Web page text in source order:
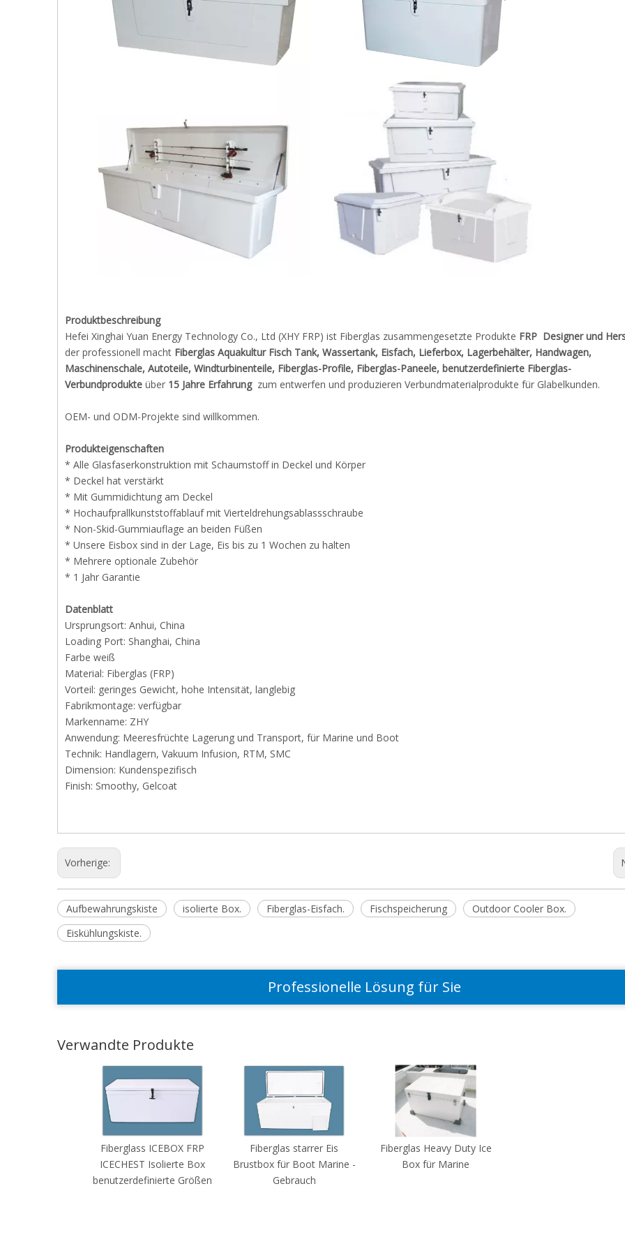
Produktbeschreibung
Hefei Xinghai Yuan Energy Technology Co., Ltd (XHY FRP) ist Fiberglas zusammengesetzte Produkte FRP Designer und
der professionell macht Fiberglas Aquakultur Fisch Tank, Wassertank, Eisfach, Lieferbox, Lagerbehälter, Handwagen,
Maschinenschale, Autoteile, Windturbinenteile, Fiberglas-Profile, Fiberglas-Paneele, benutzerdefinierte Fiberglas-
Verbundprodukte über 15 Jahre Erfahrungzum entwerfen und produzieren Verbundmaterialprodukte für Glabelkunden.
OEM- und ODM-Projekte sind willkommen.
Produkteigenschaften
* Alle Glasfaserkonstruktion mit Schaumstoff in Deckel und Körper
* Deckel hat verstärkt
* Mit Gummidichtung am Deckel
* Hochaufprallkunststoffablauf mit Vierteldrehungsablassschraube
* Non-Skid-Gummiauflage an beiden Füßen
* Unsere Eisbox sind in der Lage, Eis bis zu 1 Wochen zu halten
* Mehrere optionale Zubehör
* 1 Jahr Garantie
Datenblatt
Ursprungsort: Anhui, China
Loading Port: Shanghai, China
Farbe weiß
Material: Fiberglas (FRP)
Vorteil: geringes Gewicht, hohe Intensität, langlebig
Fabrikmontage: verfügbar
Markenname: ZHY
Anwendung: Meeresfrüchte Lagerung und Transport, für Marine und Boot
Technik: Handlagern, Vakuum Infusion, RTM, SMC
Dimension: Kundenspezifisch
Finish: Smoothy, Gelcoat
Vorherige:
Aufbewahrungskiste isolierte Box. Fiberglas-Eisfach. Fischspeicherung
Outdoor Cooler Box.
Eiskühlungskiste.
Professionelle Lösung für Sie
Verwandte Produkte
Fiberglass ICEBOX FRP
ICECHEST Isolierte Box
benutzerdefinierte Größen
Fiberglas starrer Eis
Brustbox für Boot Marine -
Gebrauch
Fiberglas Heavy Duty Ice
Box für Marine